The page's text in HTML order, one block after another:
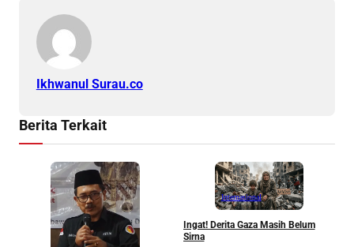
Ikhwanul Surau.co
Berita Terkait
Internasional
Ingat! Derita Gaza Masih Belum
Sirna